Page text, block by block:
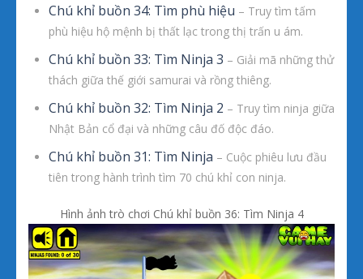
Chú khỉ buồn 34: Tìm phù hiệu – Truy tìm tấm
phù hiệu hộ mệnh bị thất lạc trong thị trấn u ám.
Chú khỉ buồn 33: Tìm Ninja 3 – Giải mã những thử
thách giữa thế giới samurai và rồng thiêng.
Chú khỉ buồn 32: Tìm Ninja 2 – Truy tìm ninja giữa
Nhật Bản cổ đại và những câu đố độc đáo.
Chú khỉ buồn 31: Tìm Ninja – Cuộc phiêu lưu đầu
tiên trong hành trình tìm 70 chú khỉ con ninja.
Hình ảnh trò chơi Chú khỉ buồn 36: Tìm Ninja 4